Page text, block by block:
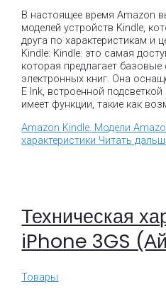
В настоящее время Amazon
моделей устройств Kindle,
друга по характеристикам и
Kindle: Kindle: это самая
которая предлагает базовые
электронных книг. Она
E Ink, встроенной
имеет функции, такие как
Amazon Kindle. Модели
характеристики Читать
Техническая
iPhone 3GS
Товары